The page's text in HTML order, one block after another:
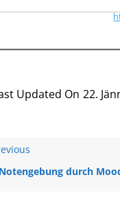
Updated On 22.
durch Moodle’s